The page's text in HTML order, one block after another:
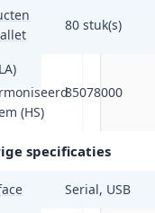
80 stuk(s)
(HS)
85078000
specificaties
Serial, USB